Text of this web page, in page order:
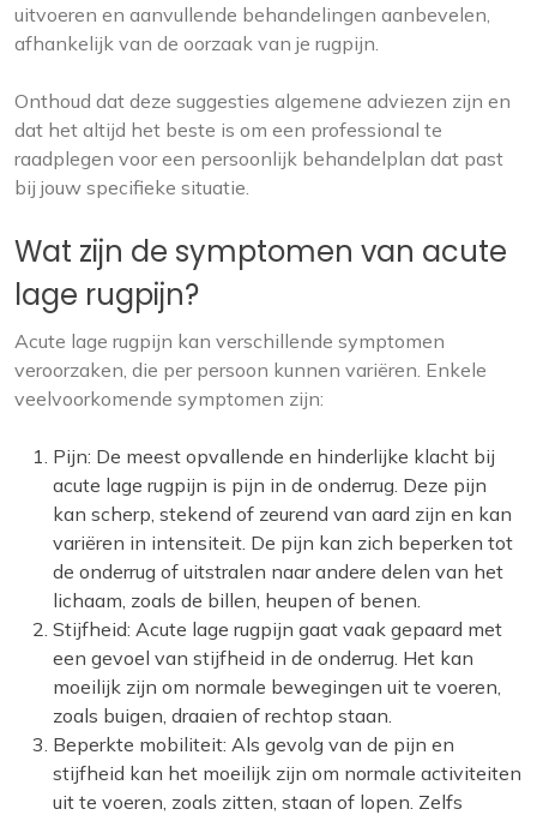
uitvoeren en aanvullende behandelingen aanbevelen,
afhankelijk van de oorzaak van je rugpijn.
Onthoud dat deze suggesties algemene adviezen zijn en
dat het altijd het beste is om een professional te
raadplegen voor een persoonlijk behandelplan dat past
bij jouw specifieke situatie.
Wat zijn de symptomen van acute
lage rugpijn?
Acute lage rugpijn kan verschillende symptomen
veroorzaken, die per persoon kunnen variëren. Enkele
veelvoorkomende symptomen zijn:
Pijn: De meest opvallende en hinderlijke klacht bij
acute lage rugpijn is pijn in de onderrug. Deze pijn
kan scherp, stekend of zeurend van aard zijn en kan
variëren in intensiteit. De pijn kan zich beperken tot
de onderrug of uitstralen naar andere delen van het
lichaam, zoals de billen, heupen of benen.
Stijfheid: Acute lage rugpijn gaat vaak gepaard met
een gevoel van stijfheid in de onderrug. Het kan
moeilijk zijn om normale bewegingen uit te voeren,
zoals buigen, draaien of rechtop staan.
Beperkte mobiliteit: Als gevolg van de pijn en
stijfheid kan het moeilijk zijn om normale activiteiten
uit te voeren, zoals zitten, staan ​​of lopen. Zelfs